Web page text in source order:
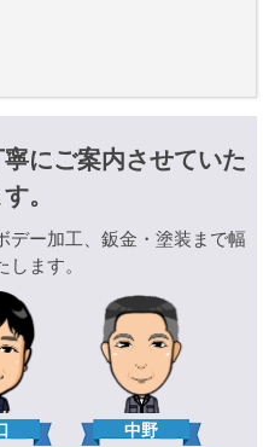
にご案内させていた
。
デー加工、鈑金・塗装まで幅
します。
中野